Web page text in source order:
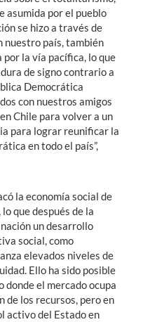
asumida por el pueblo
se hizo a través de
nuestro país, también
la vía pacífica, lo que
de signo contrario a
Democrática
con nuestros amigos
Chile para volver a un
para lograr reunificar la
en todo el país”,
la economía social de
que después de la
un desarrollo
social, como
elevados niveles de
Ello ha sido posible
donde el mercado ocupa
de los recursos, pero en
activo del Estado en